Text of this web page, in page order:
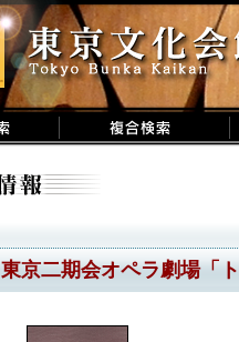
東京二期会オペラ劇場「